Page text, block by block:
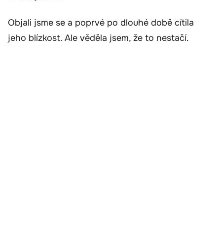
Objali jsme se a poprvé po dlouhé době cítila
jeho blízkost. Ale věděla jsem, že to nestačí.